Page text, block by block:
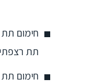
חימום תת
תת
חימום